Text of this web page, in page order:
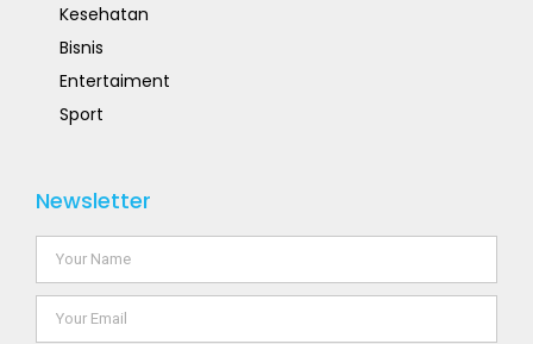
Kesehatan
Bisnis
Entertaiment
Sport
Newsletter